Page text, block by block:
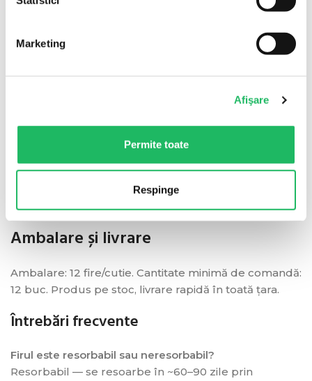
Marketing
Afişare
Permite toate
Respinge
Importator
SC Alpha Ned 2000 Exim SRL
țesuturilor moi în chirurgie generală, ginecologie-
oftalmologie. Oferă rezistență excelentă în timp și se
resoarbe complet prin hidroliză în aproximativ 60–90
de zile, fără a necesita extragere.
Ambalare și livrare
Ambalare: 12 fire/cutie. Cantitate minimă de comandă:
12 buc. Produs pe stoc, livrare rapidă în toată țara.
Întrebări frecvente
Firul este resorbabil sau neresorbabil?
Resorbabil — se resoarbe în ~60–90 zile prin